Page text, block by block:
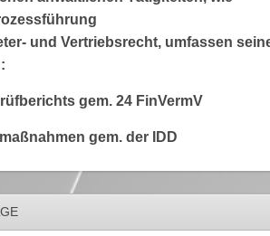
und Vertriebsrecht, umfassen
gem. 24 FinVermV
gem. der IDD